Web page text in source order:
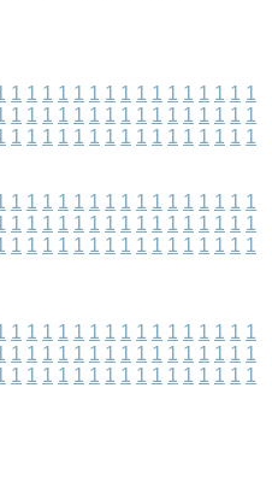
1 1 1 1 1 1 1 1 1 1 1 1 1 1 1 1
1 1 1 1 1 1 1 1 1 1 1 1 1 1 1 1
1 1 1 1 1 1 1 1 1 1 1 1 1 1 1 1
1 1 1 1 1 1 1 1 1 1 1 1 1 1 1 1
1 1 1 1 1 1 1 1 1 1 1 1 1 1 1 1
1 1 1 1 1 1 1 1 1 1 1 1 1 1 1 1
1 1 1 1 1 1 1 1 1 1 1 1 1 1 1 1
1 1 1 1 1 1 1 1 1 1 1 1 1 1 1 1
1 1 1 1 1 1 1 1 1 1 1 1 1 1 1 1